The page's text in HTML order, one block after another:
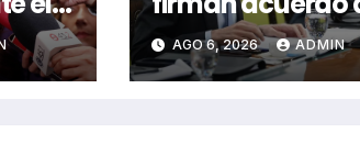
cooperación
bilateral en
AGO 6, 2026 ADMIN